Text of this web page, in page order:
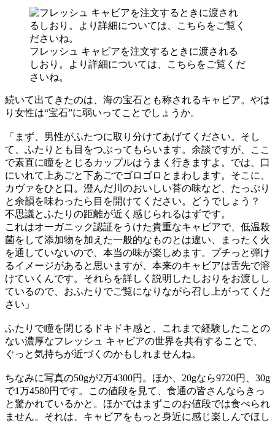
フレッシュ キャビアを注文するときに渡される
しおり。より詳細については、こちらをご覧くだ
さいね。
続いて出てきたのは、海の宝石とも称されるキャビア。やは
り女性は“宝石”に弱いってことでしょうか。
「まず、男性がふたつに取り分けてあげてください。そし
て、ふたりとも目をつぶってもらいます。余談ですが、ここ
で素直に瞳をとじるカップルはうまく行きますよ。では、口
にいれて上あごと下あごでゴロゴロとまわします。そこに、
カヴァをひと口。澄んだ川のおいしい苔の味など、たっぷり
と余韻を味わったら目を開けてください。どうでしょう？
不思議とふたりの距離が近く感じられるはずです。
これはオーガニック認証をうけた貴重なキャビアで、低温殺
菌をして添加物を加えた一般的なものとは違い、まったく火
を通していないので、本当の味が楽しめます。プチっと弾け
るイメージがあると思いますが、本来のキャビアは舌先で溶
けていくんです。それらを詳しく説明したしおりをお渡しし
ているので、おふたりでご覧になりながら召し上がってくだ
さい」
ふたりで瞳を閉じるドキドキ感と、これまで経験したことの
ない濃厚なフレッシュ キャビアの世界を共有することで、
ぐっと気持ちが近づくのかもしれませんね。
ちなみに写真の50gが2万4300円。ほか、20gなら9720円、30g
で1万4580円です。この値段を見て、食通の皆さんならきっ
と驚かれているかと。ほかではまずこのお値段では食べられ
ません。それは、キャビアをもっと身近に感じ楽しんでほし